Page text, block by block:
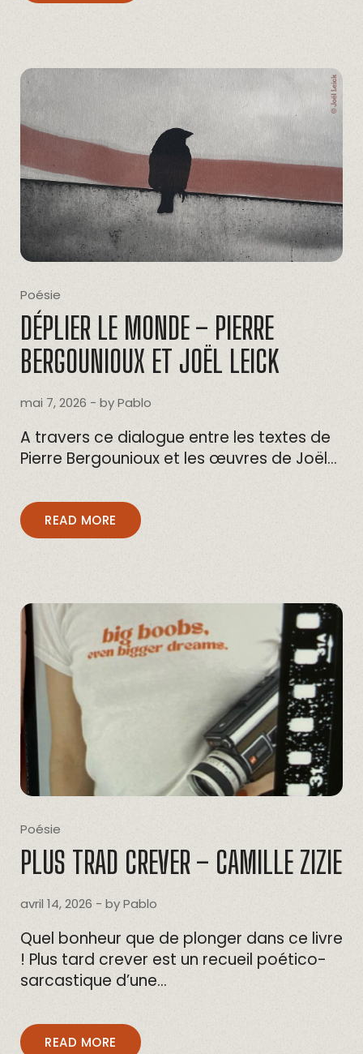
Poésie
DÉPLIER LE MONDE – PIERRE
BERGOUNIOUX ET JOËL LEICK
mai 7, 2026 - byPablo
A travers ce dialogue entre les textes de
Pierre Bergounioux et les œuvres de Joël…
READ MORE
Poésie
PLUS TRAD CREVER – CAMILLE ZIZIE
avril 14, 2026 - byPablo
Quel bonheur que de plonger dans ce livre
! Plus tard crever est un recueil poético-
sarcastique d’une…
READ MORE